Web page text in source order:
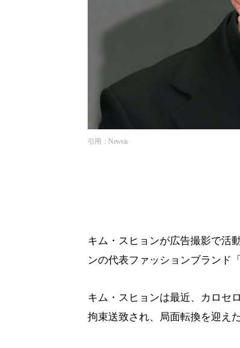
引用：Newsis
キム・スヒョンが広告撮影で活
ンの代表ファッションブランド
キム・スヒョンは最近、カロセ
拘束送致され、局面転換を迎えた